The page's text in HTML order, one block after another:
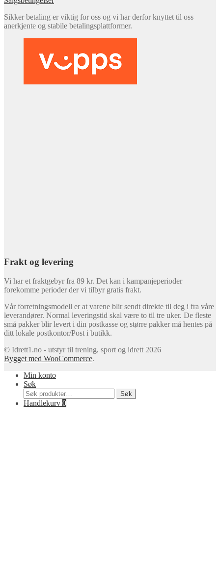
Sikker betaling er viktig for oss og vi har derfor knyttet til oss
anerkjente og stabile betalingsplattformer.
leverandører. Normal leveringstid skal være to til tre uker. De fleste
små pakker blir levert i din postkasse og større pakker må hentes på
© Idrett1.no - utstyr til trening, sport og idrett 2026
Bygget med WooCommerce.
Søk
Søk